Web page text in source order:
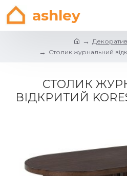
ashley
Столик журнальний
СТОЛИК
ВІДКРИТИЙ